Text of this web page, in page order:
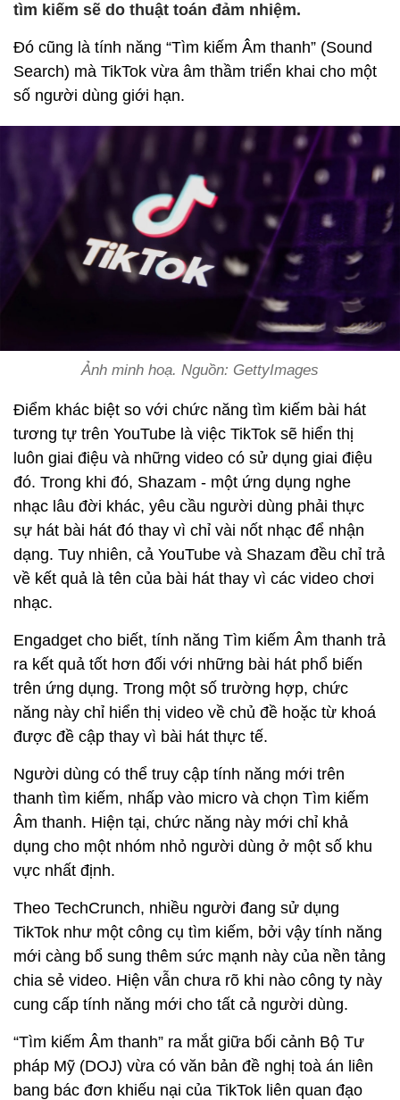
tìm kiếm sẽ do thuật toán đảm nhiệm.
Đó cũng là tính năng “Tìm kiếm Âm thanh” (Sound
Search) mà TikTok vừa âm thầm triển khai cho một
số người dùng giới hạn.
Ảnh minh hoạ. Nguồn: GettyImages
Điểm khác biệt so với chức năng tìm kiếm bài hát
tương tự trên YouTube là việc TikTok sẽ hiển thị
luôn giai điệu và những video có sử dụng giai điệu
đó. Trong khi đó, Shazam - một ứng dụng nghe
nhạc lâu đời khác, yêu cầu người dùng phải thực
sự hát bài hát đó thay vì chỉ vài nốt nhạc để nhận
dạng. Tuy nhiên, cả YouTube và Shazam đều chỉ trả
về kết quả là tên của bài hát thay vì các video chơi
nhạc.
Engadget cho biết, tính năng Tìm kiếm Âm thanh trả
ra kết quả tốt hơn đối với những bài hát phổ biến
trên ứng dụng. Trong một số trường hợp, chức
năng này chỉ hiển thị video về chủ đề hoặc từ khoá
được đề cập thay vì bài hát thực tế.
Người dùng có thể truy cập tính năng mới trên
thanh tìm kiếm, nhấp vào micro và chọn Tìm kiếm
Âm thanh. Hiện tại, chức năng này mới chỉ khả
dụng cho một nhóm nhỏ người dùng ở một số khu
vực nhất định.
Theo TechCrunch, nhiều người đang sử dụng
TikTok như một công cụ tìm kiếm, bởi vậy tính năng
mới càng bổ sung thêm sức mạnh này của nền tảng
chia sẻ video. Hiện vẫn chưa rõ khi nào công ty này
cung cấp tính năng mới cho tất cả người dùng.
“Tìm kiếm Âm thanh” ra mắt giữa bối cảnh Bộ Tư
pháp Mỹ (DOJ) vừa có văn bản đề nghị toà án liên
bang bác đơn khiếu nại của TikTok liên quan đạo